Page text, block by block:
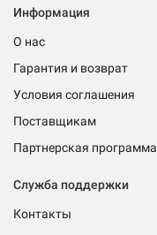
Информация
О нас
Гарантия и возврат
Условия соглашения
Поставщикам
Партнерская программа
Служба поддержки
Контакты